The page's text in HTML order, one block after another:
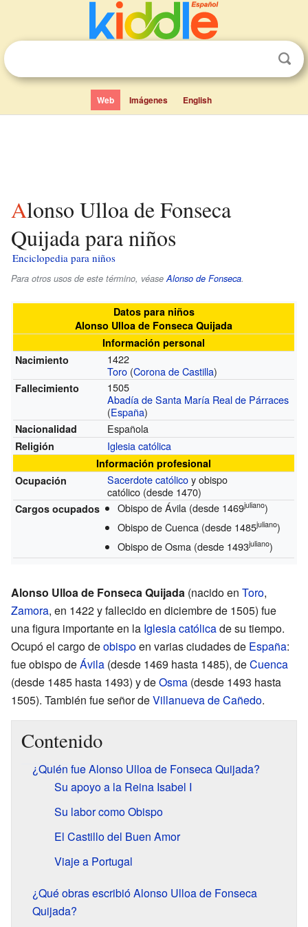
Web Imágenes English
Alonso Ulloa de Fonseca
Quijada para niños
Enciclopedia para niños
Para otros usos de este término, véaseAlonso de Fonseca.
Datos para niños
Alonso Ulloa de Fonseca Quijada
Información personal
Nacimiento
1422
Toro (Corona de Castilla)
Fallecimiento
1505
Abadía de Santa María Real de Párraces
(España)
Nacionalidad Española
Religión Iglesia católica
Información profesional
Ocupación
Sacerdote católicoy obispo
católico (desde 1470)
Cargos ocupados Obispo de Ávila (desde 1469juliano)
Obispo de Cuenca (desde 1485juliano)
Obispo de Osma (desde 1493juliano)
Alonso Ulloa de Fonseca Quijada (nacido en Toro,
Zamora, en 1422 y fallecido en diciembre de 1505) fue
una figura importante en la Iglesia católicade su tiempo.
Ocupó el cargo deobispoen varias ciudades de España:
fue obispo deÁvila (desde 1469 hasta 1485), deCuenca
(desde 1485 hasta 1493) y deOsma (desde 1493 hasta
1505). También fue señor deVillanueva de Cañedo.
Contenido
¿Quién fue Alonso Ulloa de Fonseca Quijada?
Su apoyo a la Reina Isabel I
Su labor como Obispo
El Castillo del Buen Amor
Viaje a Portugal
¿Qué obras escribió Alonso Ulloa de Fonseca
Quijada?